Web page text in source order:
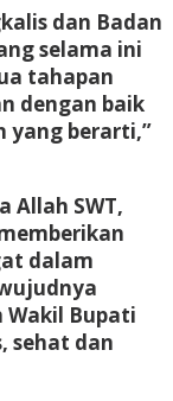
dan Badan
selama ini
tahapan
dengan baik
yang berarti,”
Allah SWT,
dalam
Wakil Bupati
sehat dan